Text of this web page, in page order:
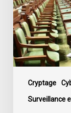
Cryptage
Surveillance
déclaration
dénonçant
la
décision
du
gouvernement
mettre